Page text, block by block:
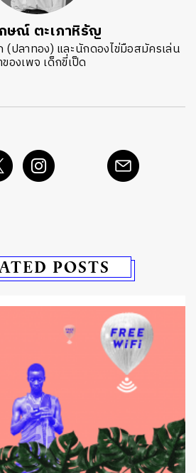
ษณ์ ตะเภาหิรัญ
(ปลาทอง) และนักดองไข่มือสมัครเล่น
ของเพจ เด็กขี่เป็ด
POSTS